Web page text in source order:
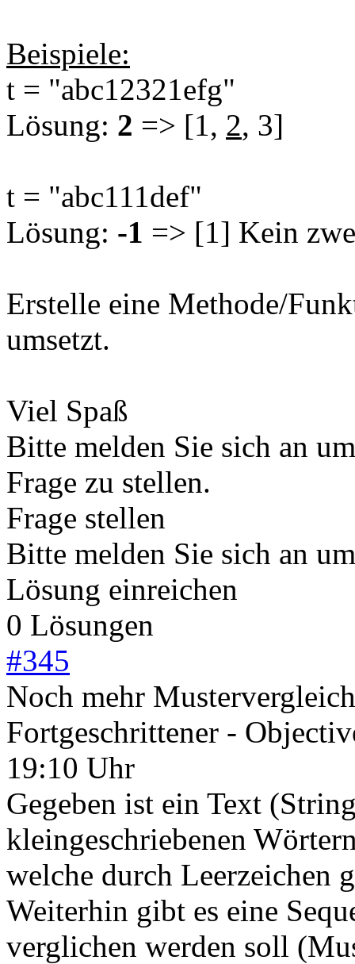
Beispiele:
t = "abc12321efg"
Lösung: 2 => [1, 2, 3]
t = "abc111def"
Lösung: -1 => [1] Kein
Erstelle eine Methode/
umsetzt.
Viel Spaß
Bitte melden Sie sich an
Frage zu stellen.
Frage stellen
Bitte melden Sie sich an
Lösung einreichen
0 Lösungen
#345
Noch mehr
Fortgeschrittener -
19:10 Uhr
Gegeben ist ein Text
kleingeschriebenen
welche durch Leerzeichen
Weiterhin gibt es eine
verglichen werden soll